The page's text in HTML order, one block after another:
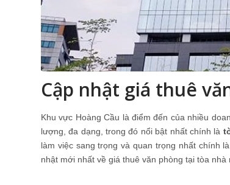
Cập nhật giá thuê
Khu vực Hoàng Cầu là điểm đến của nhiều
lượng, đa dạng, trong đó nổi bật nhất chính là
làm việc sang trọng và quan trọng nhất chính
nhật mới nhất về giá thuê văn phòng tại tòa nhà